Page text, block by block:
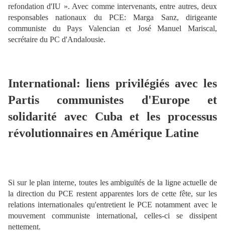
refondation d'IU ». Avec comme intervenants, entre autres, deux
responsables nationaux du PCE: Marga Sanz, dirigeante
communiste du Pays Valencian et José Manuel Mariscal,
secrétaire du PC d'Andalousie.
International: liens privilégiés avec les
Partis communistes d'Europe et
solidarité avec Cuba et les processus
révolutionnaires en Amérique Latine
Si sur le plan interne, toutes les ambiguïtés de la ligne actuelle de
la direction du PCE restent apparentes lors de cette fête, sur les
relations internationales qu'entretient le PCE notamment avec le
mouvement communiste international, celles-ci se dissipent
nettement.